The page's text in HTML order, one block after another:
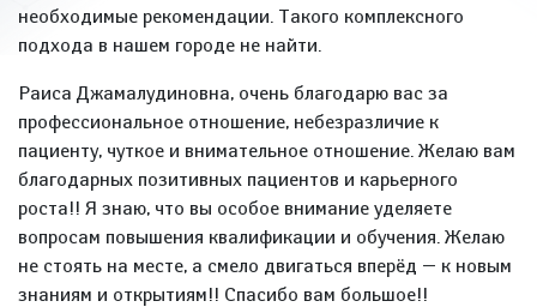
необходимые рекомендации. Такого комплексного
подхода в нашем городе не найти.
Раиса Джамалудиновна, очень благодарю вас за
профессиональное отношение, небезразличие к
пациенту, чуткое и внимательное отношение. Желаю вам
благодарных позитивных пациентов и карьерного
роста!! Я знаю, что вы особое внимание уделяете
вопросам повышения квалификации и обучения. Желаю
не стоять на месте, а смело двигаться вперёд — к новым
знаниям и открытиям!! Спасибо вам большое!!